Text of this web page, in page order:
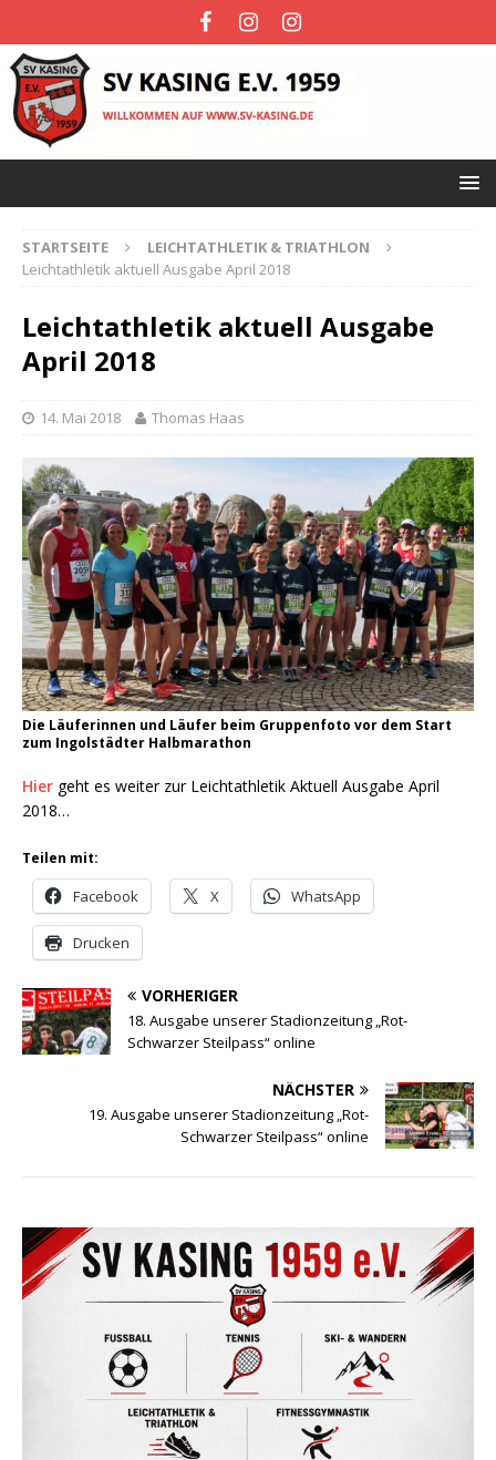
STARTSEITE
LEICHTATHLETIK & TRIATHLON
Leichtathletik aktuell Ausgabe April 2018
Leichtathletik aktuell Ausgabe
April 2018
14. Mai 2018 Thomas Haas
Die Läuferinnen und Läufer beim Gruppenfoto vor dem Start
zum Ingolstädter Halbmarathon
Hier geht es weiter zur Leichtathletik Aktuell Ausgabe April
2018…
Teilen mit:
Facebook X WhatsApp
Drucken
VORHERIGER
18. Ausgabe unserer Stadionzeitung „Rot-
Schwarzer Steilpass“ online
NÄCHSTER
19. Ausgabe unserer Stadionzeitung „Rot-
Schwarzer Steilpass“ online